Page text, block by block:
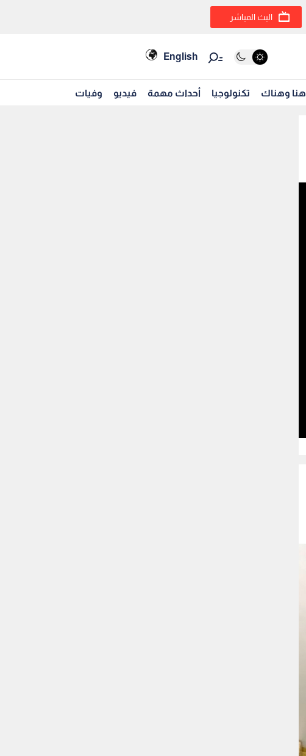
البث المباشر
English
هنا وهناك تكنولوجيا أحداث مهمة فيديو وفيات